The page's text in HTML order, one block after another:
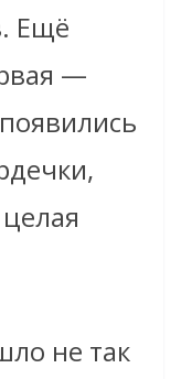
Ещё
—
не так